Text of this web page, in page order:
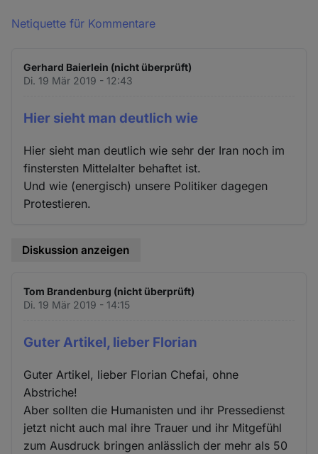
Netiquette für Kommentare
Gerhard Baierlein (nicht überprüft)
Di. 19 Mär 2019 - 12:43
Hier sieht man deutlich wie
Hier sieht man deutlich wie sehr der Iran noch im
finstersten Mittelalter behaftet ist.
Und wie (energisch) unsere Politiker dagegen
Protestieren.
Diskussion anzeigen
Tom Brandenburg (nicht überprüft)
Di. 19 Mär 2019 - 14:15
Guter Artikel, lieber Florian
Guter Artikel, lieber Florian Chefai, ohne
Abstriche!
Aber sollten die Humanisten und ihr Pressedienst
jetzt nicht auch mal ihre Trauer und ihr Mitgefühl
zum Ausdruck bringen anlässlich der mehr als 50